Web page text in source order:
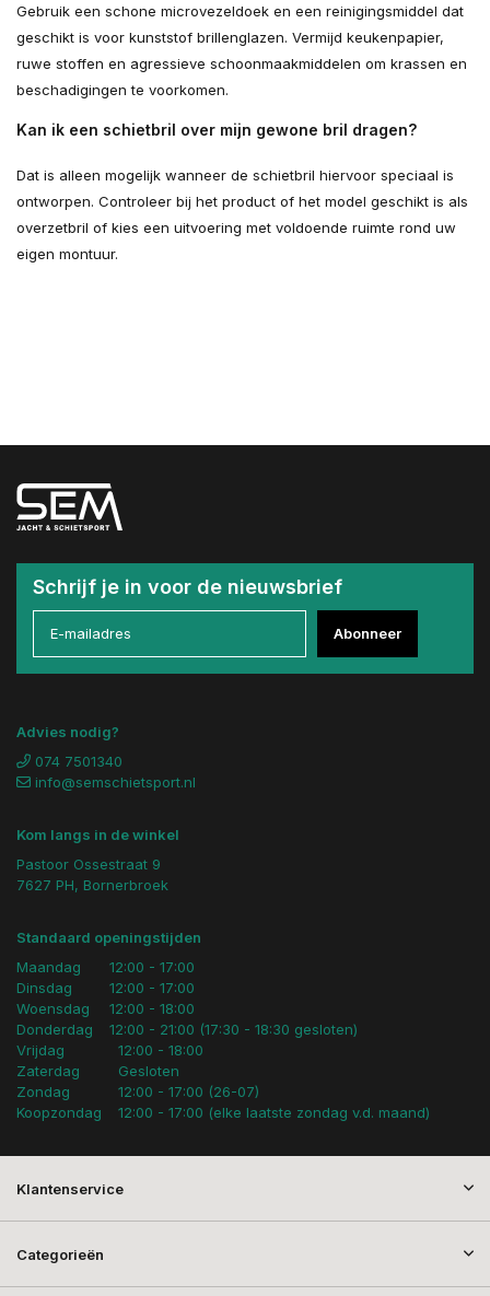
Gebruik een schone microvezeldoek en een reinigingsmiddel dat
geschikt is voor kunststof brillenglazen. Vermijd keukenpapier,
ruwe stoffen en agressieve schoonmaakmiddelen om krassen en
beschadigingen te voorkomen.
Kan ik een schietbril over mijn gewone bril dragen?
Dat is alleen mogelijk wanneer de schietbril hiervoor speciaal is
ontworpen. Controleer bij het product of het model geschikt is als
overzetbril of kies een uitvoering met voldoende ruimte rond uw
eigen montuur.
Schrijf je in voor de nieuwsbrief
Abonneer
Advies nodig?
074 7501340
info@semschietsport.nl
Kom langs in de winkel
Pastoor Ossestraat 9
7627 PH, Bornerbroek
Standaard openingstijden
Maandag
Dinsdag
Woensdag
Donderdag
12:00 - 17:00
12:00 - 17:00
12:00 - 18:00
12:00 - 21:00 (17:30 - 18:30 gesloten)
Vrijdag
Zaterdag
Zondag
Koopzondag
12:00 - 18:00
Gesloten
12:00 - 17:00 (26-07)
12:00 - 17:00 (elke laatste zondag v.d. maand)
Klantenservice
Categorieën